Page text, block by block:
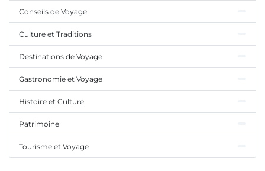
Conseils de Voyage
Culture et Traditions
Destinations de Voyage
Gastronomie et Voyage
Histoire et Culture
Patrimoine
Tourisme et Voyage